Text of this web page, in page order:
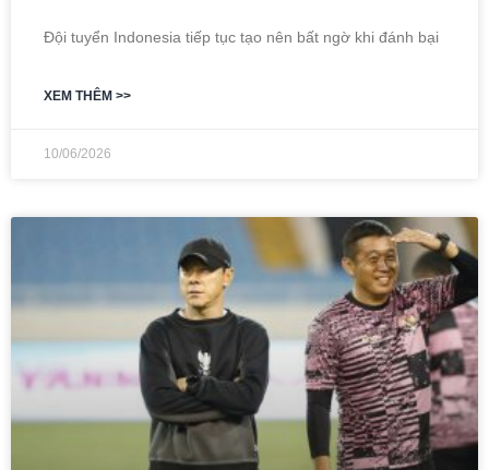
Đội tuyển Indonesia tiếp tục tạo nên bất ngờ khi đánh bại
XEM THÊM >>
10/06/2026